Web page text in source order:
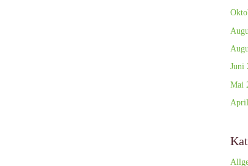
Juni
Mai